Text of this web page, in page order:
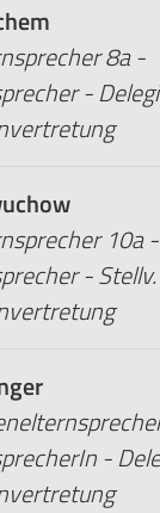
8a -
-
10a
-
-